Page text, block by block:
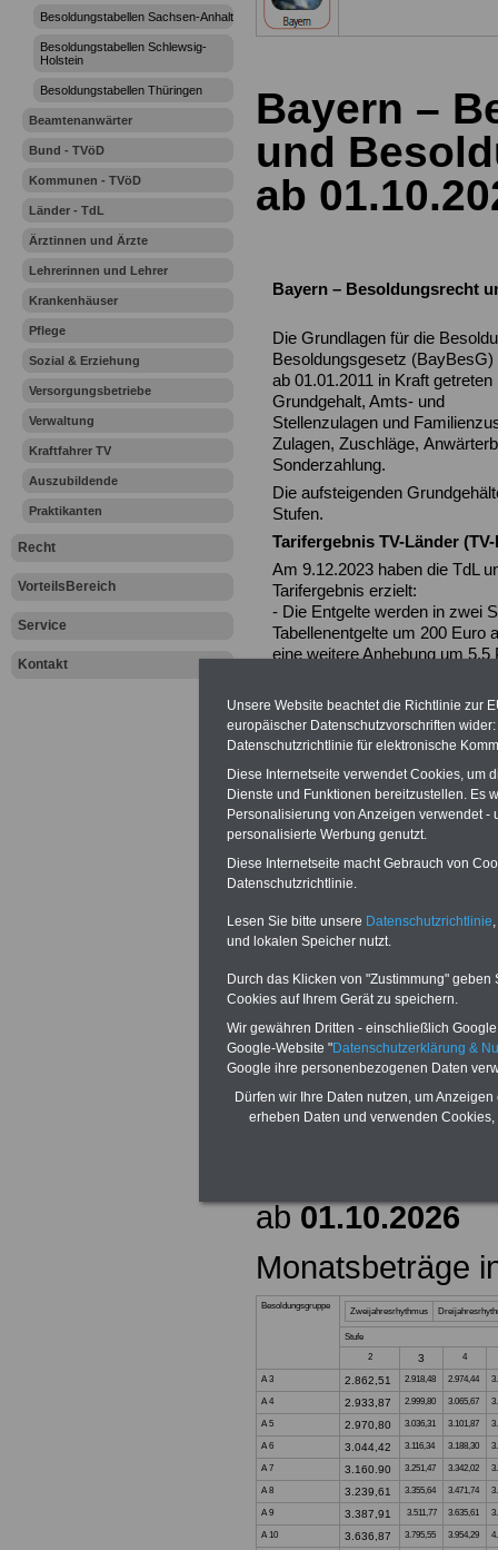
Besoldungstabellen Sachsen-Anhalt
Besoldungstabellen Schlewsig-
Holstein
Besoldungstabellen Thüringen
Beamtenanwärter
Bund - TVöD
Kommunen - TVöD
Länder - TdL
Ärztinnen und Ärzte
Lehrerinnen und Lehrer
Krankenhäuser
Pflege
Sozial & Erziehung
Versorgungsbetriebe
Verwaltung
Kraftfahrer TV
Auszubildende
Praktikanten
Recht
VorteilsBereich
Service
Kontakt
Bayern –
und
ab
Bayern – Besoldungsrecht
Die Grundlagen für die
Besoldungsgesetz
ab 01.01.2011 in Kraft
Grundgehalt, Amts- und
Stellenzulagen und
Zulagen, Zuschläge,
Sonderzahlung.
Die aufsteigenden
Stufen.
Tarifergebnis TV-Länder (TV-
Am 9.12.2023 haben die TdL
Tarifergebnis erzielt:
- Die Entgelte werden in zwei
Tabellenentgelte um 200 Euro
eine weitere Anhebung um
Erhöhungsbetrag auf 340
- Ausbildungsentgelte
1.02.2025 um weitere 50 Euro
Inflationsausgleichsprämie
Dez. 2023, danach zehn
Euro).
Beamten, Richter und VersE
Tarifeinigung beträgt 25
Die aktuellen
haben wir auf
ab01.10.2026
Monatsbeträge
Besoldungsgruppe
Zweijahresrhythmus
Stufe
2
3 4
A 3 2.862,51 2.918,48 2.974,44
A 4 2.933,87 2.999,80 3.065,67
A 5 2.970,80 3.036,31 3.101,87
A 6 3.044,42 3.116,34 3.188,30
A 7 3.160.90 3.251,47 3.342,02
A 8 3.239,61 3.355,64 3.471,74
A 9 3.387,91 3.511,77 3.635,61
A 10 3.636,87 3.795,55 3.954,29
Unsere Website beachtet die Richtlinie zur
europäischer Datenschutzvorschriften
Datenschutzrichtlinie für elektronische
Diese Internetseite verwendet Cookies, um
Dienste und Funktionen bereitzustellen. Es
Personalisierung von Anzeigen verwendet
personalisierte Werbung genutzt.
Diese Internetseite macht Gebrauch von
Datenschutzrichtlinie.
Lesen Sie bitte unsere Datenschutzrichtlinie
und lokalen Speicher nutzt.
Durch das Klicken von "Zustimmung"
Cookies auf Ihrem Gerät zu speichern.
Wir gewähren Dritten - einschließlich
Google-Website "Datenschutzerklärung &
Google ihre personenbezogenen Daten
Dürfen wir Ihre Daten nutzen, um
erheben Daten und verwenden